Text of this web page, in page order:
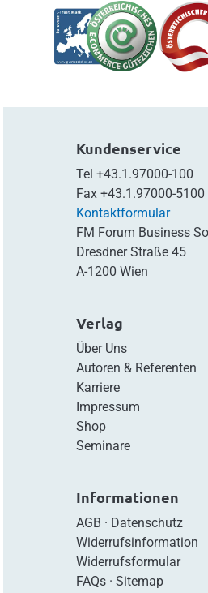
Kundenservice
Tel +43.1.97000-100
Fax +43.1.97000-5100
Kontaktformular
FM Forum Business
Dresdner Straße 45
A-1200 Wien
Verlag
Über Uns
Autoren & Referenten
Karriere
Impressum
Shop
Seminare
Informationen
AGB · Datenschutz
Widerrufsinformation
Widerrufsformular
FAQs· Sitemap